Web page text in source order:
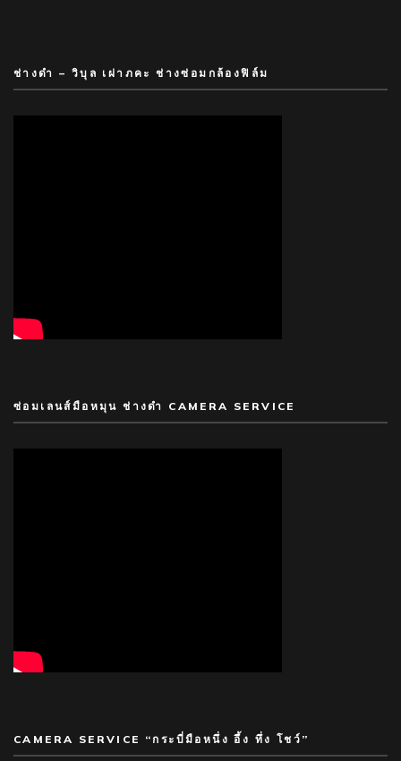
ช่างดำ – วิบุล เผ่าภคะ ช่างซ่อมกล้องฟิล์ม
ซ่อมเลนส์มือหมุน ช่างดำ CAMERA SERVICE
CAMERA SERVICE “กระบี่มือหนึ่ง อึ้ง ทึ่ง โชว์”